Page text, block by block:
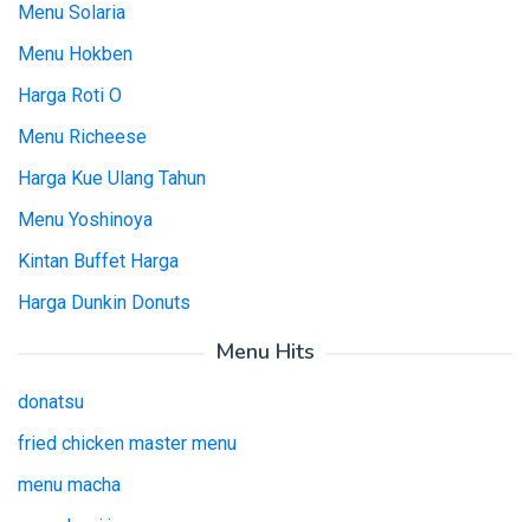
Menu Solaria
Menu Hokben
Harga Roti O
Menu Richeese
Harga Kue Ulang Tahun
Menu Yoshinoya
Kintan Buffet Harga
Harga Dunkin Donuts
Menu Hits
donatsu
fried chicken master menu
menu macha